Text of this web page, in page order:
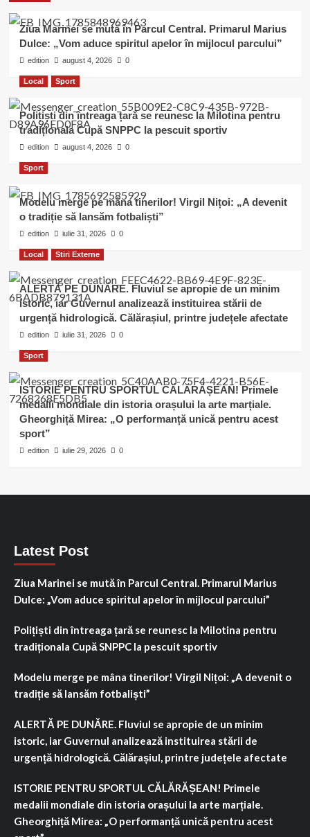
Ziua Marinei se mută în Parcul Central. Primarul Marius
Dulce: „Vom aduce spiritul apelor în mijlocul parcului”
edition august 4, 2026 0
Local Sport
Polițiști din întreaga țară se reunesc la Milotina pentru
tradiționala Cupă SNPPC la pescuit sportiv
edition august 4, 2026 0
Sport
Modelu merge pe mâna tinerilor! Virgil Nițoi: „A devenit
o tradiție să lansăm fotbaliști”
edition iulie 31, 2026 0
Local Stiri Externe
ALERTĂ PE DUNĂRE. Fluviul se apropie de un minim
istoric, iar Guvernul analizează instituirea stării de
urgență hidrologică. Călărașiul, printre județele afectate
edition iulie 31, 2026 0
Sport
ISTORIE PENTRU SPORTUL CĂLĂRĂȘEAN! Primele
medalii mondiale din istoria orașului la arte marțiale.
Gheorghiță Mirea: „O performanță unică pentru acest
sport”
edition iulie 29, 2026 0
Latest Post
Ziua Marinei se mută în Parcul Central. Primarul Marius
Dulce: „Vom aduce spiritul apelor în mijlocul parcului”
Polițiști din întreaga țară se reunesc la Milotina pentru
tradiționala Cupă SNPPC la pescuit sportiv
Modelu merge pe mâna tinerilor! Virgil Nițoi: „A devenit o
tradiție să lansăm fotbaliști”
ALERTĂ PE DUNĂRE. Fluviul se apropie de un minim
istoric, iar Guvernul analizează instituirea stării de
urgență hidrologică. Călărașiul, printre județele afectate
ISTORIE PENTRU SPORTUL CĂLĂRĂȘEAN! Primele
medalii mondiale din istoria orașului la arte marțiale.
Gheorghiță Mirea: „O performanță unică pentru acest